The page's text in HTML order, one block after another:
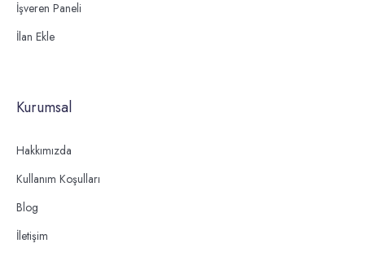
İşveren Paneli
İlan Ekle
Kurumsal
Hakkımızda
Kullanım Koşulları
Blog
İletişim